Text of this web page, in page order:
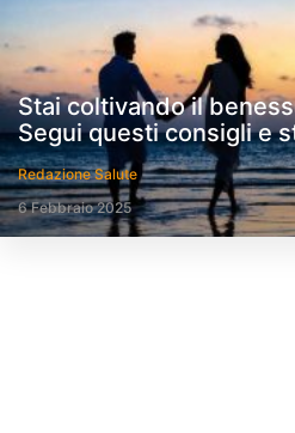
Stai coltivando il
Segui questi consigli e
Redazione Salute
6 Febbraio 2025